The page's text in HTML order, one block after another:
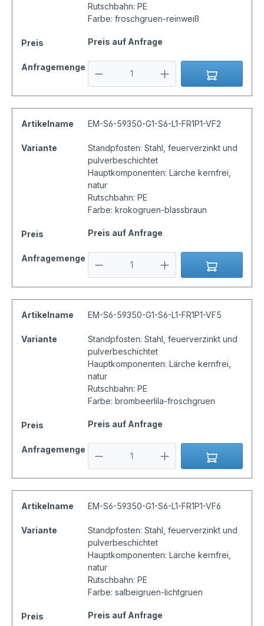
Rutschbahn: PE
Farbe: froschgruen-reinweiß
Preis Preis auf Anfrage
Anfragemenge
Artikelname EM-S6-59350-G1-S6-L1-FR1P1-VF2
Variante
Standpfosten: Stahl, feuerverzinkt und
pulverbeschichtet
Hauptkomponenten: Lärche kernfrei,
natur
Rutschbahn: PE
Farbe: krokogruen-blassbraun
Preis Preis auf Anfrage
Anfragemenge
Artikelname EM-S6-59350-G1-S6-L1-FR1P1-VF5
Variante
Standpfosten: Stahl, feuerverzinkt und
pulverbeschichtet
Hauptkomponenten: Lärche kernfrei,
natur
Rutschbahn: PE
Farbe: brombeerlila-froschgruen
Preis Preis auf Anfrage
Anfragemenge
Artikelname EM-S6-59350-G1-S6-L1-FR1P1-VF6
Variante
Standpfosten: Stahl, feuerverzinkt und
pulverbeschichtet
Hauptkomponenten: Lärche kernfrei,
natur
Rutschbahn: PE
Farbe: salbeigruen-lichtgruen
Preis Preis auf Anfrage